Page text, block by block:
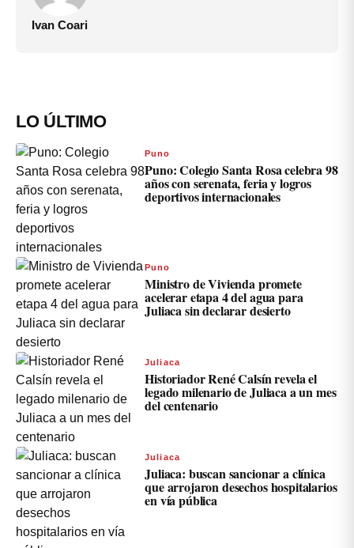
Ivan Coari
LO ÚLTIMO
Puno
Puno: Colegio Santa Rosa celebra 98
años con serenata, feria y logros
deportivos internacionales
Puno
Ministro de Vivienda promete
acelerar etapa 4 del agua para
Juliaca sin declarar desierto
Juliaca
Historiador René Calsín revela el
legado milenario de Juliaca a un mes
del centenario
Juliaca
Juliaca: buscan sancionar a clínica
que arrojaron desechos hospitalarios
en vía pública